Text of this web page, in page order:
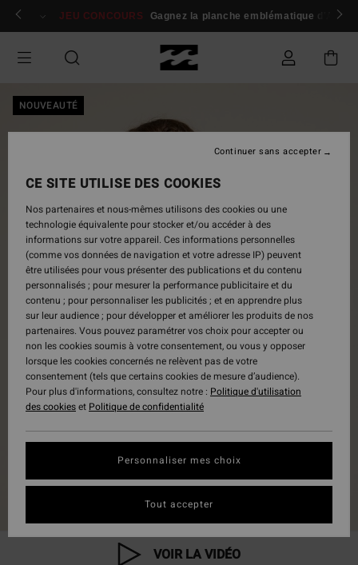
Passer
Se connecter / s'inscrire
JEU CONCOURS Gagnez la planche emblématique d'Andy
NOUVEAUTÉ
VOIR LA VIDÉO
CE SITE UTILISE DES COOKIES
Nos partenaires et nous-mêmes utilisons des cookies ou une
technologie équivalente pour stocker et/ou accéder à des
informations sur votre appareil. Ces informations personnelles
(comme vos données de navigation et votre adresse IP) peuvent
être utilisées pour vous présenter des publications et du contenu
personnalisés ; pour mesurer la performance publicitaire et du
contenu ; pour personnaliser les publicités ; et en apprendre plus
sur leur audience ; pour développer et améliorer les produits de nos
partenaires. Vous pouvez paramétrer vos choix pour accepter ou
non les cookies soumis à votre consentement, ou vous y opposer
lorsque les cookies concernés ne relèvent pas de votre
consentement (tels que certains cookies de mesure d’audience).
Pour plus d'informations, consultez notre : Politique d'utilisation
des cookieset Politique de confidentialité
Personnaliser mes choix
Continuer sans accepter
Tout accepter